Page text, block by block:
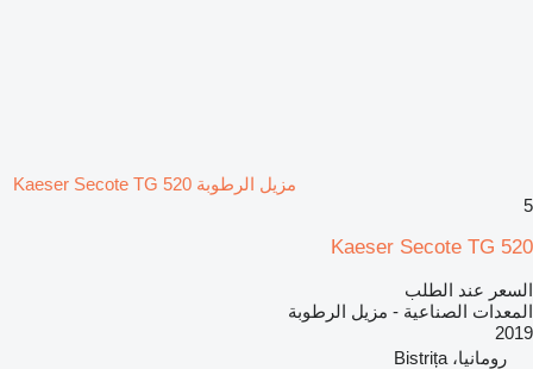
مزيل الرطوبة Kaeser Secote TG 520
5
Kaeser Secote TG 520
السعر عند الطلب
المعدات الصناعية - مزيل الرطوبة
2019
رومانيا، Bistrița